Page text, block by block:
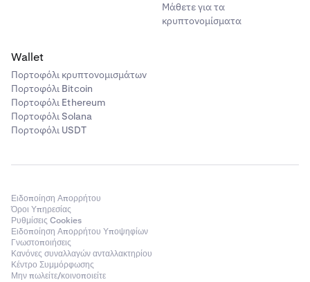
Μάθετε για τα
κρυπτονομίσματα
Wallet
Πορτοφόλι κρυπτονομισμάτων
Πορτοφόλι Bitcoin
Πορτοφόλι Ethereum
Πορτοφόλι Solana
Πορτοφόλι USDT
Ειδοποίηση Απορρήτου
Όροι Υπηρεσίας
Ρυθμίσεις Cookies
Ειδοποίηση Απορρήτου Υποψηφίων
Γνωστοποιήσεις
Κανόνες συναλλαγών ανταλλακτηρίου
Κέντρο Συμμόρφωσης
Μην πωλείτε/κοινοποιείτε